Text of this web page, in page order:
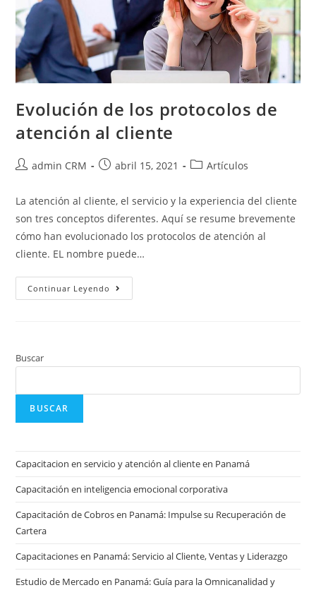
Evolución de los protocolos de
atención al cliente
admin CRM abril 15, 2021 Artículos
La atención al cliente, el servicio y la experiencia del cliente
son tres conceptos diferentes. Aquí se resume brevemente
cómo han evolucionado los protocolos de atención al
cliente. EL nombre puede…
Continuar Leyendo
Buscar
BUSCAR
Capacitacion en servicio y atención al cliente en Panamá
Capacitación en inteligencia emocional corporativa
Capacitación de Cobros en Panamá: Impulse su Recuperación de
Cartera
Capacitaciones en Panamá: Servicio al Cliente, Ventas y Liderazgo
Estudio de Mercado en Panamá: Guía para la Omnicanalidad y